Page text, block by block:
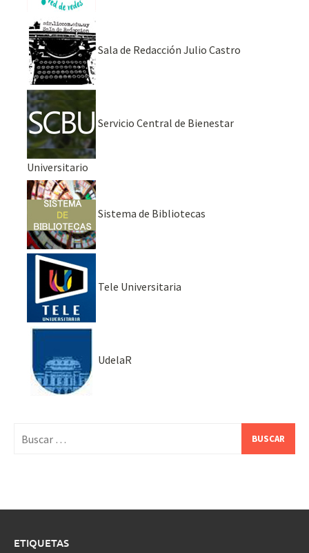
Sala de Redacción Julio Castro
Servicio Central de Bienestar
Universitario
Sistema de Bibliotecas
Tele Universitaria
UdelaR
ETIQUETAS